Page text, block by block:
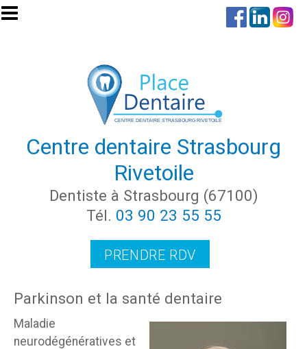
Aller au contenu principal
Centre dentaire Strasbourg
Rivetoile
Dentiste à Strasbourg (67100)
Tél. 03 90 23 55 55
PRENDRE RDV
Parkinson et la santé dentaire
Maladie
neurodégénératives et